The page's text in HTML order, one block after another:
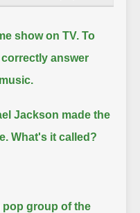
show on TV. To
answer
Jackson made the
What's it called?
pop group of the